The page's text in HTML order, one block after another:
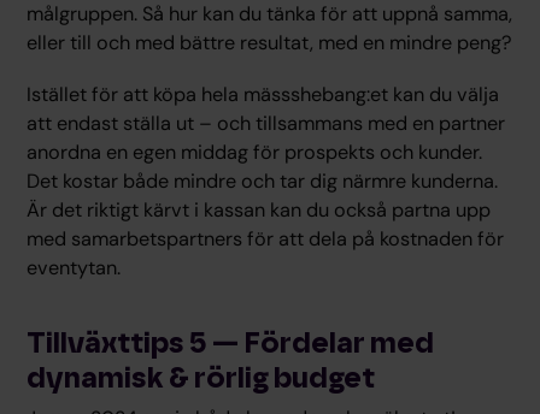
målgruppen. Så hur kan du tänka för att uppnå samma,
eller till och med bättre resultat, med en mindre peng?
Istället för att köpa hela mässshebang:et kan du välja
att endast ställa ut – och tillsammans med en partner
anordna en egen middag för prospekts och kunder.
Det kostar både mindre och tar dig närmre kunderna.
Är det riktigt kärvt i kassan kan du också partna upp
med samarbetspartners för att dela på kostnaden för
eventytan.
Tillväxttips 5 — Fördelar med
dynamisk & rörlig budget